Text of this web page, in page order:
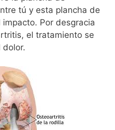
tú y esta plancha de
Por desgracia
el tratamiento se
dolor.